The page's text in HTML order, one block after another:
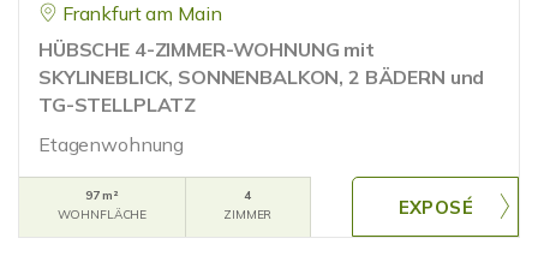
Frankfurt am Main
HÜBSCHE 4-ZIMMER-WOHNUNG mit
SKYLINEBLICK, SONNENBALKON, 2 BÄDERN und
TG-STELLPLATZ
Etagenwohnung
97 m²
WOHNFLÄCHE
4
ZIMMER